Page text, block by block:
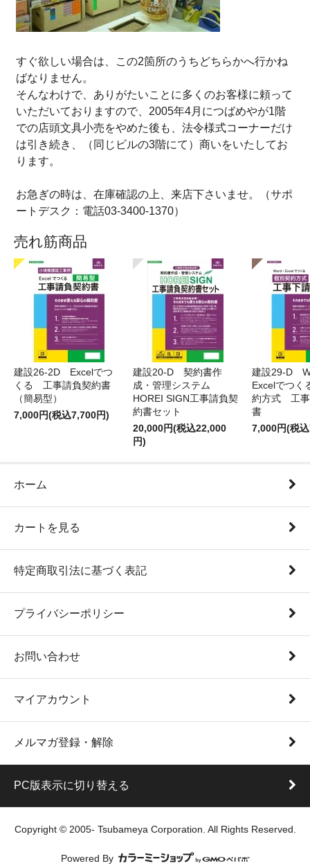
すぐ欲しい場合は、この2箇所のうちどちらかへ行かね
ばなりません。
そんなわけで、ありがたいことに多くのお客様に頼って
いただいておりますので、2005年4月につばめやが1階
での店頭文具小売をやめた後も、法令様式コーナーだけ
は引き続き、（同じビルの3階にて）商いをいたしてお
ります。
お急ぎの時は、在庫確認の上、来店下さいませ。（サポ
ートデスク：電話03-3400-1370）
売れ筋商品
建設26-2D Excelでつ
くる 工事請負契約書
（簡易型）
7,000円(税込7,700円)
建設20-D 契約書作
成・管理システム
HOREI SIGN工事請負契
約書セット
20,000円(税込22,000
円)
建設29-D
Excelでつ
約方式 工事
書
7,000円(税
ホーム
カートを見る
特定商取引法に基づく表記
プライバシーポリシー
お問い合わせ
マイアカウント
メルマガ登録・解除
PC版表示に切り替える
Copyright © 2005- Tsubameya Corporation. All Rights Reserved.
Powered By